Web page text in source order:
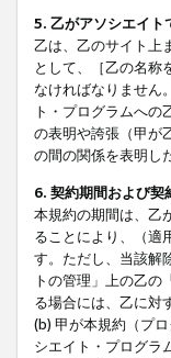
5. 乙がアソシエイト
乙は、乙のサイト上
として、［乙の名称
なければなりません
ト・プログラムへ
の表明や誇張（甲が
の間の関係を表明し
6. 契約期間および契
本規約の期間は、乙
ることにより、（適
す。ただし、当該解
トの管理」上の乙
る場合には、乙に対
(b) 甲が本規約（プ
シエイト・プログラ